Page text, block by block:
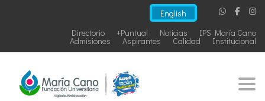
English
IPS María Cano
Noticias
+Puntual
Directorio
Institucional
Calidad
Aspirantes
Admisiones